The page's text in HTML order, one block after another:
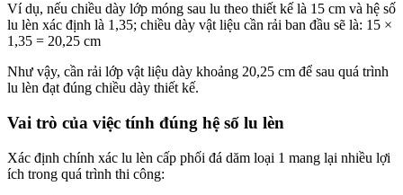
Ví dụ, nếu chiều dày lớp móng sau lu theo thiết kế là 15 cm và hệ số
lu lèn xác định là 1,35; chiều dày vật liệu cần rải ban đầu sẽ là: 15 ×
1,35 = 20,25 cm
Như vậy, cần rải lớp vật liệu dày khoảng 20,25 cm để sau quá trình
lu lèn đạt đúng chiều dày thiết kế.
Vai trò của việc tính đúng hệ số lu lèn
Xác định chính xác lu lèn cấp phối đá dăm loại 1 mang lại nhiều lợi
ích trong quá trình thi công: